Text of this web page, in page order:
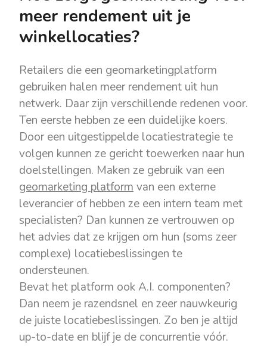
meer rendement uit je
winkellocaties?
Retailers die een geomarketingplatform
gebruiken halen meer rendement uit hun
netwerk. Daar zijn verschillende redenen voor.
Ten eerste hebben ze een duidelijke koers.
Door een uitgestippelde locatiestrategie te
volgen kunnen ze gericht toewerken naar hun
doelstellingen. Maken ze gebruik van een
geomarketing platformvan een externe
leverancier of hebben ze een intern team met
specialisten? Dan kunnen ze vertrouwen op
het advies dat ze krijgen om hun (soms zeer
complexe) locatiebeslissingen te
ondersteunen.
Bevat het platform ook A.I. componenten?
Dan neem je razendsnel en zeer nauwkeurig
de juiste locatiebeslissingen. Zo ben je altijd
up-to-date en blijf je de concurrentie vóór.